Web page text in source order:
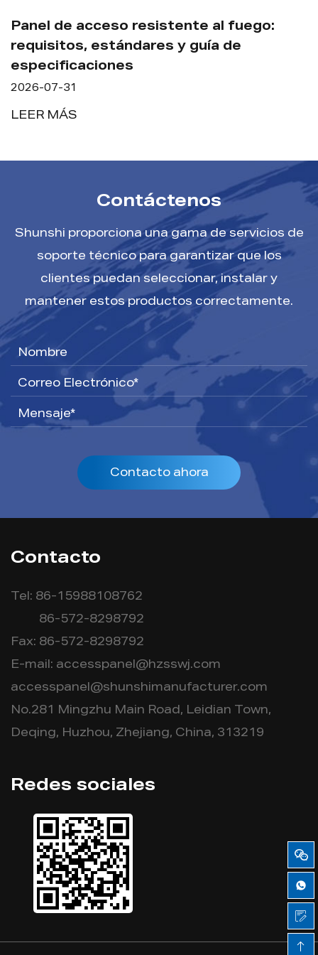
resistente al fuego:
y guía de
Panel de
Guía de
Contáctenos
Shunshi proporciona una gama de servicios de
soporte técnico para garantizar que los
clientes puedan seleccionar, instalar y
mantener estos productos correctamente.
Contacto ahora
Contacto
Tel: 86-15988108762
86-572-8298792
Fax: 86-572-8298792
E-mail: accesspanel@hzsswj.com
accesspanel@shunshimanufacturer.com
No.281 Mingzhu Main Road, Leidian Town,
Deqing, Huzhou, Zhejiang, China, 313219
Redes sociales